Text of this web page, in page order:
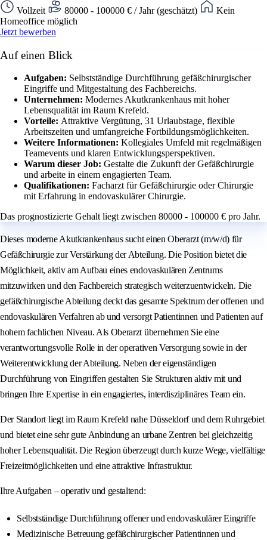
Vollzeit 80000 - 100000 € / Jahr (geschätzt)
Kein
Homeoffice möglich
Jetzt bewerben
Auf einen Blick
Aufgaben: Selbstständige Durchführung gefäßchirurgischer
Eingriffe und Mitgestaltung des Fachbereichs.
Unternehmen: Modernes Akutkrankenhaus mit hoher
Lebensqualität im Raum Krefeld.
Vorteile: Attraktive Vergütung, 31 Urlaubstage, flexible
Arbeitszeiten und umfangreiche Fortbildungsmöglichkeiten.
Weitere Informationen: Kollegiales Umfeld mit regelmäßigen
Teamevents und klaren Entwicklungsperspektiven.
Warum dieser Job: Gestalte die Zukunft der Gefäßchirurgie
und arbeite in einem engagierten Team.
Qualifikationen: Facharzt für Gefäßchirurgie oder Chirurgie
mit Erfahrung in endovaskulärer Chirurgie.
Das prognostizierte Gehalt liegt zwischen 80000 - 100000 € pro Jahr.
Dieses moderne Akutkrankenhaus sucht einen Oberarzt (m/w/d) für
Gefäßchirurgie zur Verstärkung der Abteilung. Die Position bietet die
Möglichkeit, aktiv am Aufbau eines endovaskulären Zentrums
mitzuwirken und den Fachbereich strategisch weiterzuentwickeln. Die
gefäßchirurgische Abteilung deckt das gesamte Spektrum der offenen und
endovaskulären Verfahren ab und versorgt Patientinnen und Patienten auf
hohem fachlichen Niveau. Als Oberarzt übernehmen Sie eine
verantwortungsvolle Rolle in der operativen Versorgung sowie in der
Weiterentwicklung der Abteilung. Neben der eigenständigen
Durchführung von Eingriffen gestalten Sie Strukturen aktiv mit und
bringen Ihre Expertise in ein engagiertes, interdisziplinäres Team ein.
Der Standort liegt im Raum Krefeld nahe Düsseldorf und dem Ruhrgebiet
und bietet eine sehr gute Anbindung an urbane Zentren bei gleichzeitig
hoher Lebensqualität. Die Region überzeugt durch kurze Wege, vielfältige
Freizeitmöglichkeiten und eine attraktive Infrastruktur.
Ihre Aufgaben – operativ und gestaltend:
Selbstständige Durchführung offener und endovaskulärer Eingriffe
Medizinische Betreuung gefäßchirurgischer Patientinnen und